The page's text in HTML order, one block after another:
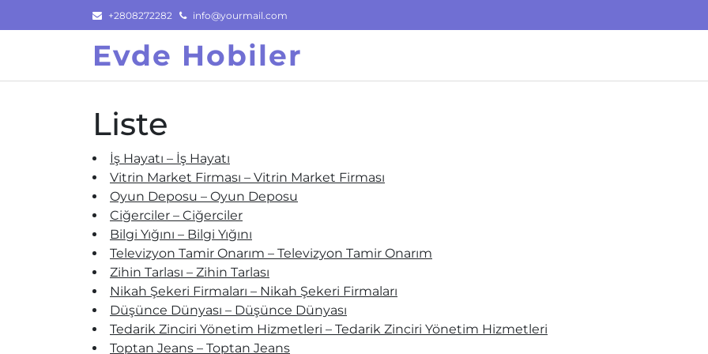
to
+2808272282 info@yourmail.com
Evde Hobiler
Liste
İş Hayatı – İş Hayatı
Vitrin Market Firması – Vitrin Market Firması
Oyun Deposu – Oyun Deposu
Ciğerciler – Ciğerciler
Bilgi Yığını – Bilgi Yığını
Televizyon Tamir Onarım – Televizyon Tamir Onarım
Zihin Tarlası – Zihin Tarlası
Nikah Şekeri Firmaları – Nikah Şekeri Firmaları
Düşünce Dünyası – Düşünce Dünyası
Tedarik Zinciri Yönetim Hizmetleri – Tedarik Zinciri Yönetim Hizmetleri
Toptan Jeans – Toptan Jeans